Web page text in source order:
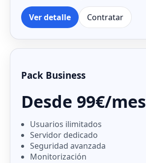
Ver detalle Contratar
Pack Business
Desde 99€/mes
Usuarios ilimitados
Servidor dedicado
Seguridad avanzada
Monitorización